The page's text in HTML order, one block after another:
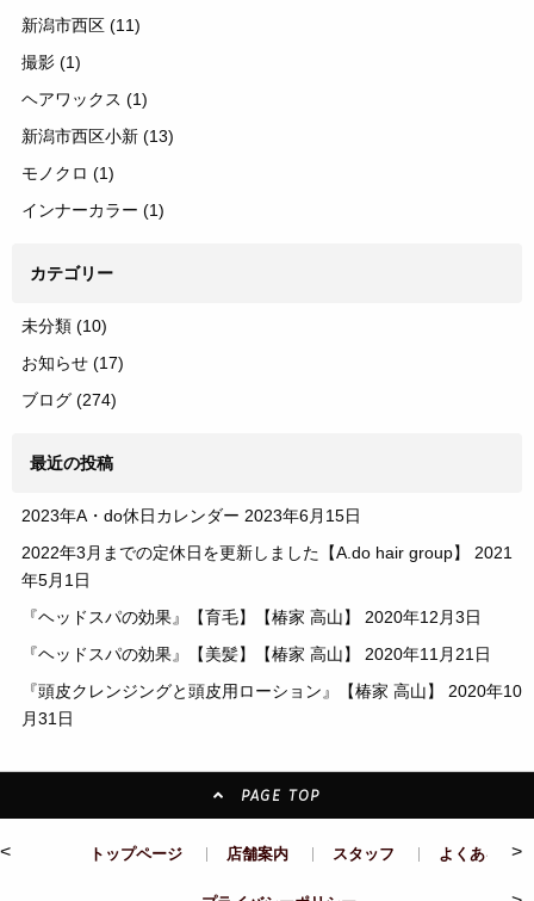
新潟市西区 (11)
撮影 (1)
ヘアワックス (1)
新潟市西区小新 (13)
モノクロ (1)
インナーカラー (1)
カテゴリー
未分類 (10)
お知らせ (17)
ブログ (274)
最近の投稿
2023年A・do休日カレンダー 2023年6月15日
2022年3月までの定休日を更新しました【A.do hair group】
2021
年5月1日
『ヘッドスパの効果』【育毛】【椿家 高山】
2020年12月3日
『ヘッドスパの効果』【美髪】【椿家 高山】
2020年11月21日
『頭皮クレンジングと頭皮用ローション』【椿家 高山】
2020年10
月31日
PAGE TOP
< トップページ 店舗案内 スタッフ よくある質問
>